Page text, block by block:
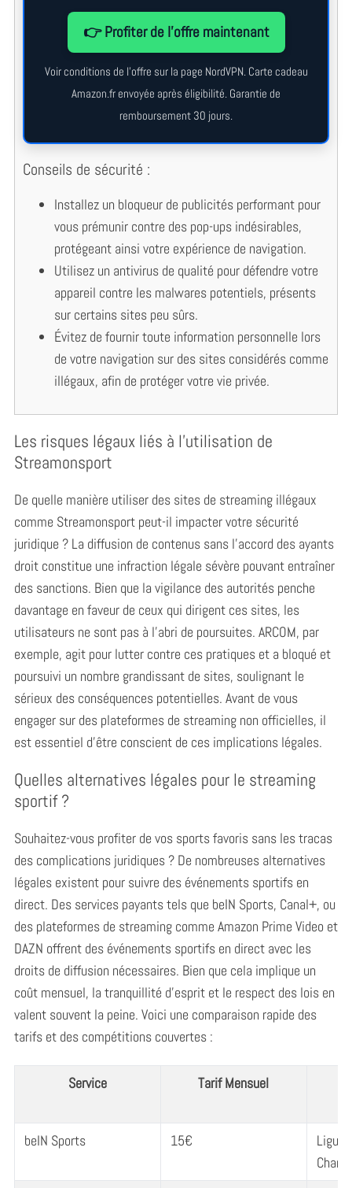
👉 Profiter de l’offre maintenant
Voir conditions de l’offre sur la page NordVPN. Carte cadeau
Amazon.fr envoyée après éligibilité. Garantie de
remboursement 30 jours.
Conseils de sécurité :
Installez un bloqueur de publicités performant pour
vous prémunir contre des pop-ups indésirables,
protégeant ainsi votre expérience de navigation.
Utilisez un antivirus de qualité pour défendre votre
appareil contre les malwares potentiels, présents
sur certains sites peu sûrs.
Évitez de fournir toute information personnelle lors
de votre navigation sur des sites considérés comme
illégaux, afin de protéger votre vie privée.
Les risques légaux liés à l’utilisation de
Streamonsport
De quelle manière utiliser des sites de streaming illégaux
comme Streamonsport peut-il impacter votre sécurité
juridique ? La diffusion de contenus sans l’accord des ayants
droit constitue une infraction légale sévère pouvant entraîner
des sanctions. Bien que la vigilance des autorités penche
davantage en faveur de ceux qui dirigent ces sites, les
utilisateurs ne sont pas à l’abri de poursuites. ARCOM, par
exemple, agit pour lutter contre ces pratiques et a bloqué et
poursuivi un nombre grandissant de sites, soulignant le
sérieux des conséquences potentielles. Avant de vous
engager sur des plateformes de streaming non officielles, il
est essentiel d’être conscient de ces implications légales.
Quelles alternatives légales pour le streaming
sportif ?
Souhaitez-vous profiter de vos sports favoris sans les tracas
des complications juridiques ? De nombreuses alternatives
légales existent pour suivre des événements sportifs en
direct. Des services payants tels que beIN Sports, Canal+, ou
des plateformes de streaming comme Amazon Prime Video et
DAZN offrent des événements sportifs en direct avec les
droits de diffusion nécessaires. Bien que cela implique un
coût mensuel, la tranquillité d’esprit et le respect des lois en
valent souvent la peine. Voici une comparaison rapide des
tarifs et des compétitions couvertes :
Service Tarif Mensuel
beIN Sports
15€
Ligue
a
r
c
: